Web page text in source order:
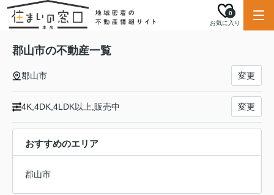
お気に入り
0
郡山市の不動産一覧
郡山市 変更
4K,4DK,4LDK以上,販売中 変更
おすすめのエリア
郡山市